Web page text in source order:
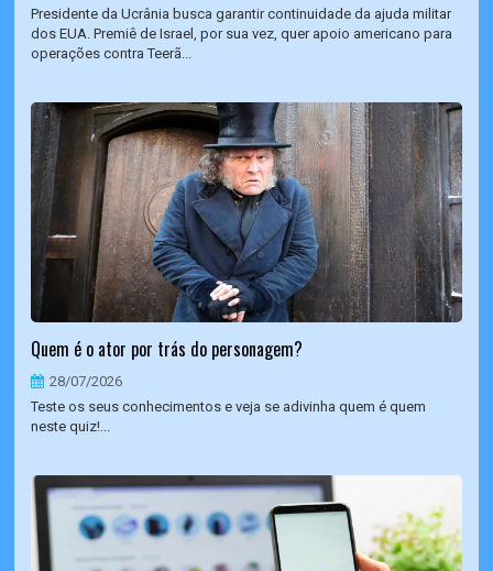
Presidente da Ucrânia busca garantir continuidade da ajuda militar
dos EUA. Premiê de Israel, por sua vez, quer apoio americano para
operações contra Teerã...
Quem é o ator por trás do personagem?
28/07/2026
Teste os seus conhecimentos e veja se adivinha quem é quem
neste quiz!...